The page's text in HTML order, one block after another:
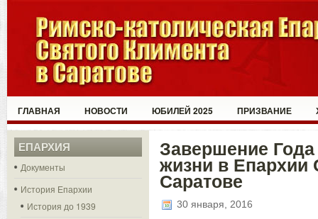
ГЛАВНАЯ НОВОСТИ ЮБИЛЕЙ 2025 ПРИЗВАНИЕ
ЕПАРХИЯ
Документы
История Епархии
История до 1939
Завершение
жизни в Епархии
Саратове
30 января, 2016